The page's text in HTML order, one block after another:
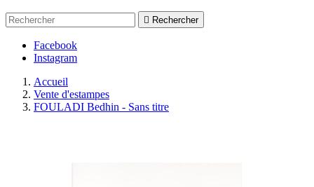
 Rechercher
Facebook
Instagram
Accueil
Vente d'estampes
FOULADI Bedhin - Sans titre